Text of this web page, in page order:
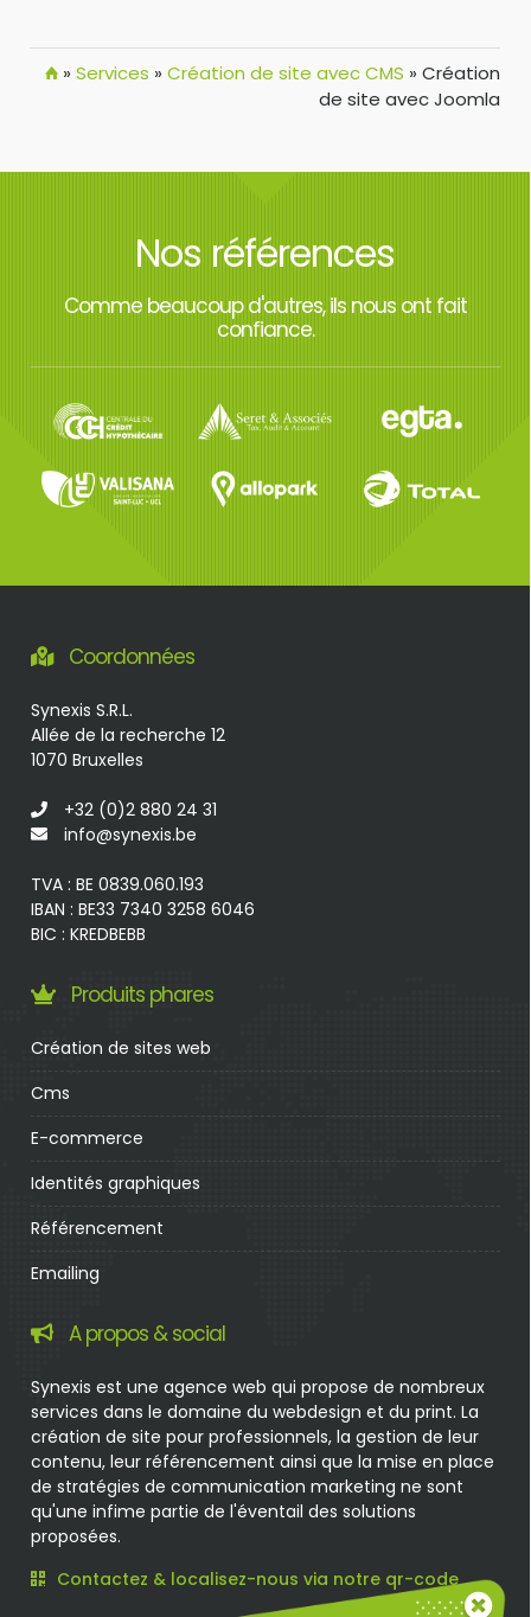
» Services » Création de site avec CMS » Création
de site avec Joomla
Nos références
Comme beaucoup d'autres, ils nous ont fait
confiance.
Coordonnées
Synexis S.R.L.
Allée de la recherche 12
1070 Bruxelles
+32 (0)2 880 24 31
info@synexis.be
TVA : BE 0839.060.193
IBAN : BE33 7340 3258 6046
BIC : KREDBEBB
Produits phares
Création de sites web
Cms
E-commerce
Identités graphiques
Référencement
Emailing
A propos & social
Synexis est une agence web qui propose de nombreux
services dans le domaine du webdesign et du print. La
création de site pour professionnels, la gestion de leur
contenu, leur référencement ainsi que la mise en place
de stratégies de communication marketing ne sont
qu'une infime partie de l'éventail des solutions
proposées.
Contactez & localisez-nous via notre qr-code